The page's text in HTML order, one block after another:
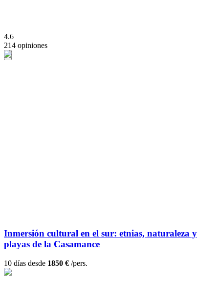
4.6
214 opiniones
Inmersión cultural en el sur: etnias, naturaleza y
playas de la Casamance
10 días desde 1850 € /pers.